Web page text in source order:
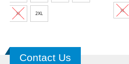
XL
XL
Contact Us